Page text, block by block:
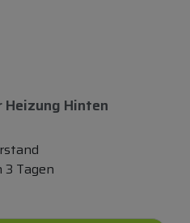
Heizung Hinten
Tagen